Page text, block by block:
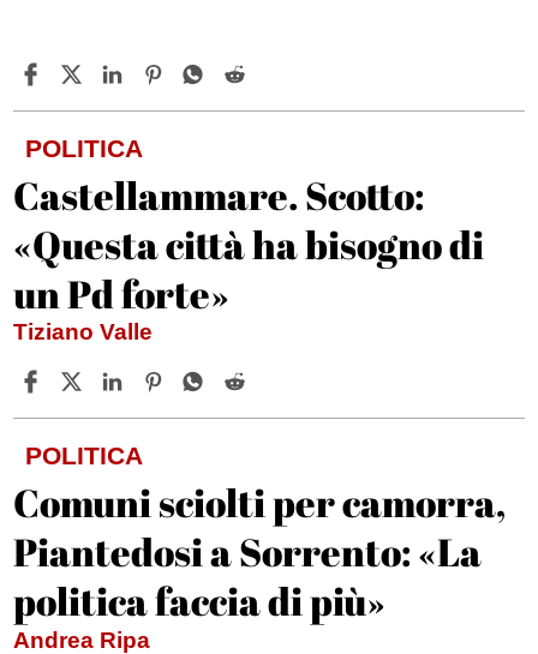
POLITICA
Castellammare. Scotto:
«Questa città ha bisogno di
un Pd forte»
Tiziano Valle
POLITICA
Comuni sciolti per camorra,
Piantedosi a Sorrento: «La
politica faccia di più»
Andrea Ripa